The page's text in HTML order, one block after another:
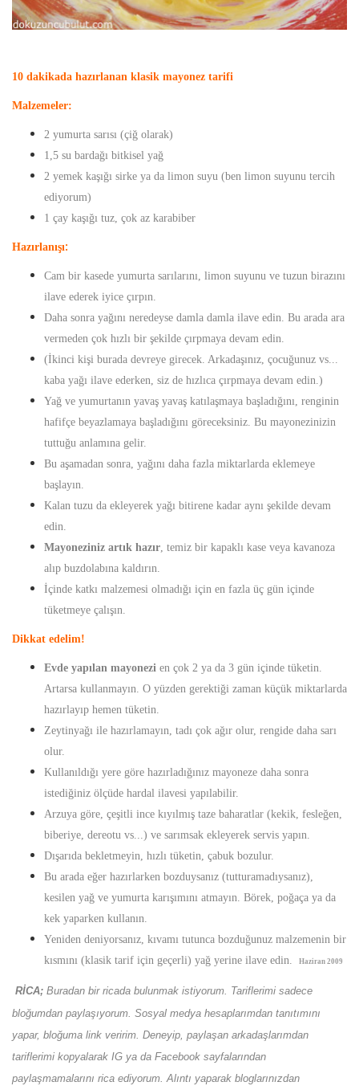
10 dakikada hazırlanan klasik mayonez tarifi
Malzemeler:
2 yumurta sarısı (çiğ olarak)
1,5 su bardağı bitkisel yağ
2 yemek kaşığı sirke ya da limon suyu (ben limon suyunu tercih
ediyorum)
1 çay kaşığı tuz, çok az karabiber
Hazırlanışı:
Cam bir kasede yumurta sarılarını, limon suyunu ve tuzun birazını
ilave ederek iyice çırpın.
Daha sonra yağını neredeyse damla damla ilave edin. Bu arada ara
vermeden çok hızlı bir şekilde çırpmaya devam edin.
(İkinci kişi burada devreye girecek. Arkadaşınız, çocuğunuz vs...
kaba yağı ilave ederken, siz de hızlıca çırpmaya devam edin.)
Yağ ve yumurtanın yavaş yavaş katılaşmaya başladığını, renginin
hafifçe beyazlamaya başladığını göreceksiniz. Bu mayonezinizin
tuttuğu anlamına gelir.
Bu aşamadan sonra, yağını daha fazla miktarlarda eklemeye
başlayın.
Kalan tuzu da ekleyerek yağı bitirene kadar aynı şekilde devam
edin.
Mayoneziniz artık hazır, temiz bir kapaklı kase veya kavanoza
alıp buzdolabına kaldırın.
İçinde katkı malzemesi olmadığı için en fazla üç gün içinde
tüketmeye çalışın.
Dikkat edelim!
Evde yapılan mayonezi en çok 2 ya da 3 gün içinde tüketin.
Artarsa kullanmayın. O yüzden gerektiği zaman küçük miktarlarda
hazırlayıp hemen tüketin.
Zeytinyağı ile hazırlamayın, tadı çok ağır olur, rengide daha sarı
olur.
Kullanıldığı yere göre hazırladığınız mayoneze daha sonra
istediğiniz ölçüde hardal ilavesi yapılabilir.
Arzuya göre, çeşitli ince kıyılmış taze baharatlar (kekik, fesleğen,
biberiye, dereotu vs...) ve sarımsak ekleyerek servis yapın.
Dışarıda bekletmeyin, hızlı tüketin, çabuk bozulur.
Bu arada eğer hazırlarken bozduysanız (tutturamadıysanız),
kesilen yağ ve yumurta karışımını atmayın. Börek, poğaça ya da
kek yaparken kullanın.
Yeniden deniyorsanız, kıvamı tutunca bozduğunuz malzemenin bir
kısmını (klasik tarif için geçerli) yağ yerine ilave edin.
Haziran 2009
RİCA; Buradan bir ricada bulunmak istiyorum. Tariflerimi sadece
bloğumdan paylaşıyorum. Sosyal medya hesaplarımdan tanıtımını
yapar, bloğuma link veririm. Deneyip, paylaşan arkadaşlarımdan
tariflerimi kopyalarak IG ya da Facebook sayfalarından
paylaşmamalarını rica ediyorum. Alıntı yaparak bloglarınızdan